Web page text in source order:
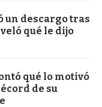
un descargo tras
qué le dijo
qué lo motivó
de su